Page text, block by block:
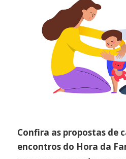
Confira as propostas de
encontros do Hora da